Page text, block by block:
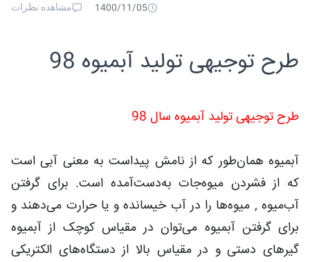
1400/11/05
مشاهده نظرات
طرح توجیهی تولید آبمیوه 98
طرح توجیهی تولید آبمیوه سال 98
آبمیوه همان‌طور که از نامش پیداست به معنی آبی است
که از فشردن میوه‌جات به‌دست‌آمده است. برای گرفتن
آب‌میوه , میوه‌ها را در آب خیسانده و یا حرارت می‌دهند و
برای گرفتن آبمیوه می‌توان در مقیاس کوچک از آبمیوه
گیرهای دستی و در مقیاس بالا از دستگاه‌های الکتریکی